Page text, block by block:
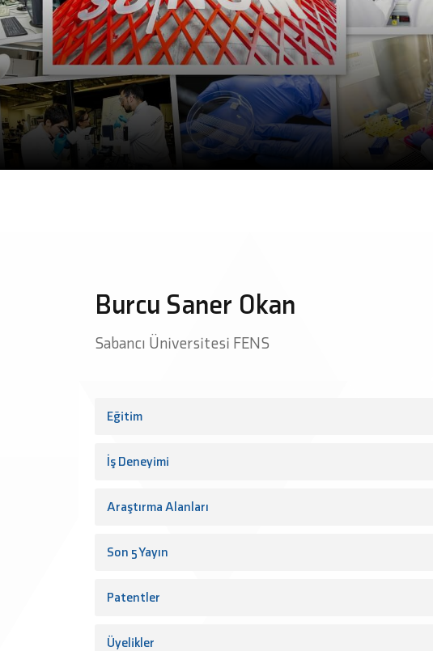
Burcu Saner Okan
Sabancı Üniversitesi FENS
Eğitim
İş Deneyimi
Araştırma Alanları
Son 5 Yayın
Patentler
Üyelikler